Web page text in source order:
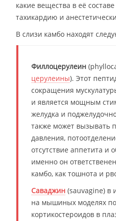
какие вещества в её
тахикардию и
В слизи камбо находят
Филлоцерулеин
церулеины). Этот
сокращения
и является мощным
желудка и
также может вызывать
давления,
отсутствие аппетита и
именно он
камбо, как тошнота и
Саваджин (sauvagine) в
на мышиных моделях
кортикостероидов в